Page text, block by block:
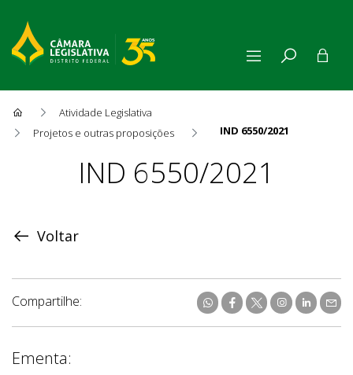
Atividade Legislativa
Projetos e outras proposições
IND 6550/2021
ProposiçãoIND 6550/2021
Voltar
Compartilhe:
Ementa: